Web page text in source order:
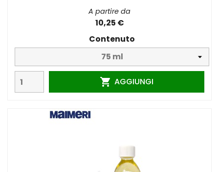
A partire da
10,25 €
Contenuto
 AGGIUNGI